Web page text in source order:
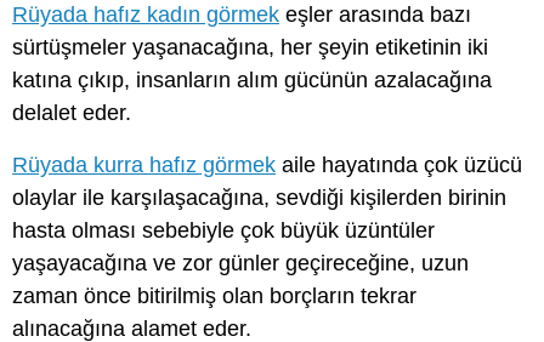
Rüyada hafız kadın görmek eşler arasında bazı
sürtüşmeler yaşanacağına, her şeyin etiketinin iki
katına çıkıp, insanların alım gücünün azalacağına
delalet eder.
Rüyada kurra hafız görmek aile hayatında çok üzücü
olaylar ile karşılaşacağına, sevdiği kişilerden birinin
hasta olması sebebiyle çok büyük üzüntüler
yaşayacağına ve zor günler geçireceğine, uzun
zaman önce bitirilmiş olan borçların tekrar
alınacağına alamet eder.